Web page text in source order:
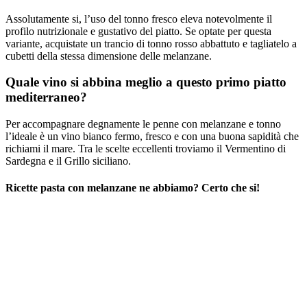
Assolutamente si, l’uso del tonno fresco eleva notevolmente il
profilo nutrizionale e gustativo del piatto. Se optate per questa
variante, acquistate un trancio di tonno rosso abbattuto e tagliatelo a
cubetti della stessa dimensione delle melanzane.
Quale vino si abbina meglio a questo primo piatto
mediterraneo?
Per accompagnare degnamente le penne con melanzane e tonno
l’ideale è un vino bianco fermo, fresco e con una buona sapidità che
richiami il mare. Tra le scelte eccellenti troviamo il Vermentino di
Sardegna e il Grillo siciliano.
Ricette pasta con melanzane ne abbiamo? Certo che si!